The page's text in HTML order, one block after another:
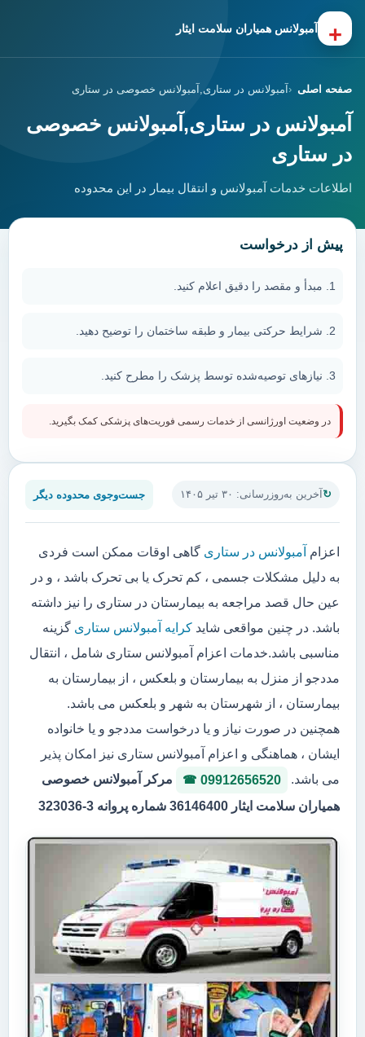
+ آمبولانس همیاران سلامت ایثار
صفحه اصلی آمبولانس در ستاری,آمبولانس خصوصی در ستاری
آمبولانس در ستاری,آمبولانس خصوصی
در ستاری
اطلاعات خدمات آمبولانس و انتقال بیمار در این محدوده
آخرین به‌روزرسانی: ۳۰ تیر ۱۴۰۵ جست‌وجوی محدوده دیگر
اعزام آمبولانس در ستاری گاهی اوقات ممکن است فردی
به دلیل مشکلات جسمی ، کم تحرک یا بی تحرک باشد ، و در
عین حال قصد مراجعه به بیمارستان در ستاری را نیز داشته
باشد. در چنین مواقعی شاید کرایه آمبولانس ستاری گزینه
مناسبی باشد.خدمات اعزام آمبولانس ستاری شامل ، انتقال
مددجو از منزل به بیمارستان و بلعکس ، از بیمارستان به
بیمارستان ، از شهرستان به شهر و بلعکس می باشد.
همچنین در صورت نیاز و یا درخواست مددجو و یا خانواده
ایشان ، هماهنگی و اعزام آمبولانس ستاری نیز امکان پذیر
می باشد.
09912656520
مرکر آمبولانس خصوصی
همیاران سلامت ایثار 36146400 شماره پروانه 3-323036
پیش از درخواست
مبدأ و مقصد را دقیق اعلام کنید.
شرایط حرکتی بیمار و طبقه ساختمان را توضیح دهید.
نیازهای توصیه‌شده توسط پزشک را مطرح کنید.
در وضعیت اورژانسی از خدمات رسمی فوریت‌های پزشکی کمک بگیرید.